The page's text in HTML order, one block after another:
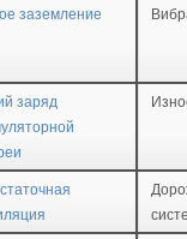
заземление
заряд